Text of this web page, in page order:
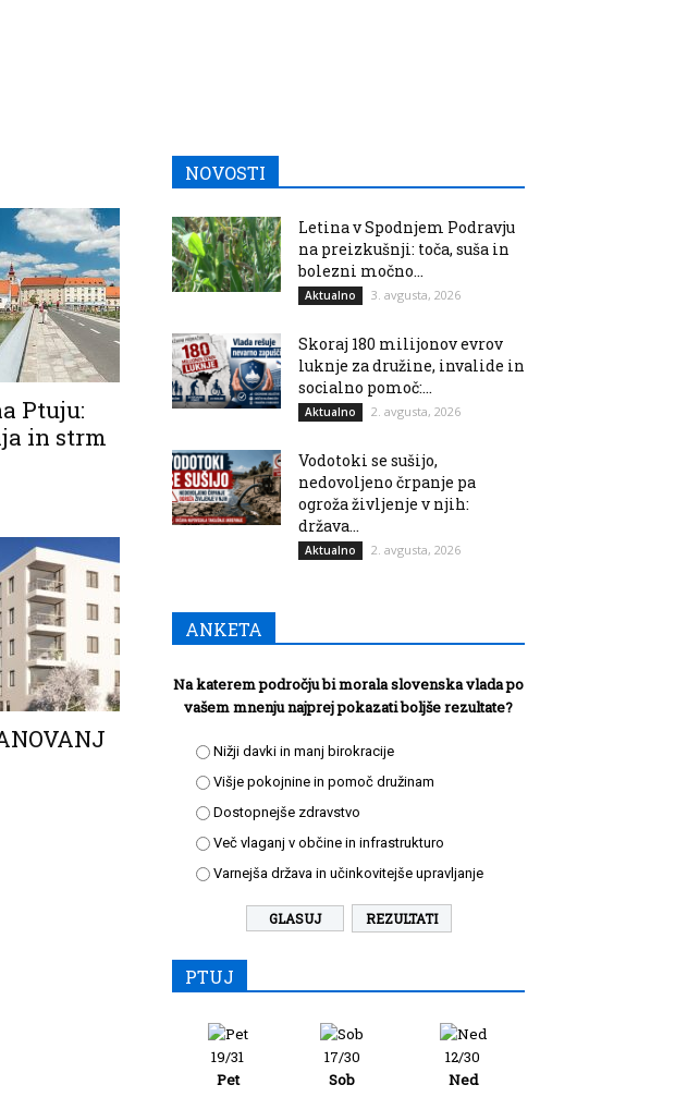
Ptuju:
in strm
NOVOSTI
Letina v Spodnjem Podravju
na preizkušnji: toča, suša in
bolezni močno...
Aktualno 3. avgusta, 2026
Skoraj 180 milijonov evrov
luknje za družine, invalide in
socialno pomoč:...
Aktualno 2. avgusta, 2026
Vodotoki se sušijo,
nedovoljeno črpanje pa
ogroža življenje v njih:
država...
Aktualno 2. avgusta, 2026
ANKETA
Na katerem področju bi morala slovenska vlada po
vašem mnenju najprej pokazati boljše rezultate?
Nižji davki in manj birokracije
Višje pokojnine in pomoč družinam
Dostopnejše zdravstvo
Več vlaganj v občine in infrastrukturo
Varnejša država in učinkovitejše upravljanje
REZULTATI
PTUJ
19/31
Pet
17/30
Sob
12/30
Ned